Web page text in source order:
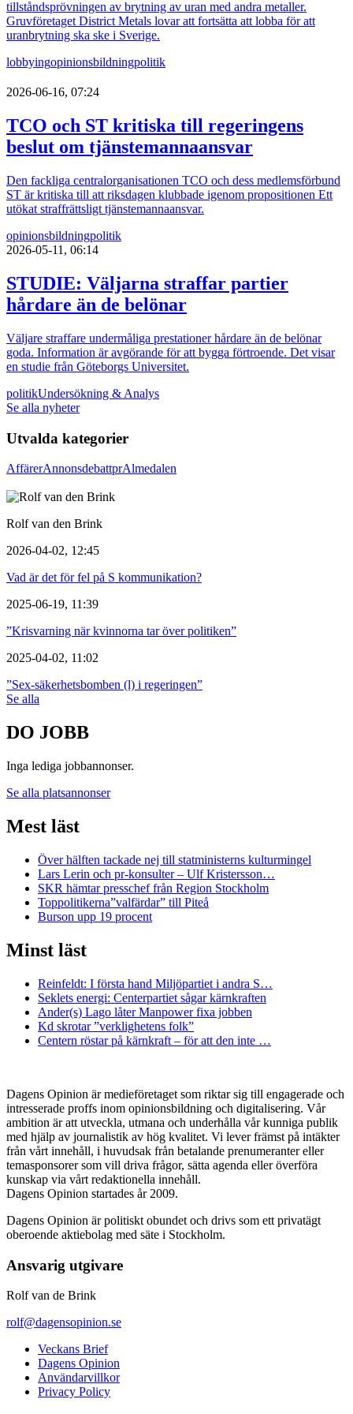
tillståndsprövningen av brytning av uran med andra metaller.
Gruvföretaget District Metals lovar att fortsätta att lobba för att
uranbrytning ska ske i Sverige.
lobbyingopinionsbildningpolitik
2026-06-16, 07:24
TCO och ST kritiska till regeringens
beslut om tjänstemannaansvar
Den fackliga centralorganisationen TCO och dess medlemsförbund
ST är kritiska till att riksdagen klubbade igenom propositionen Ett
utökat straffrättsligt tjänstemannaansvar.
opinionsbildningpolitik
2026-05-11, 06:14
STUDIE: Väljarna straffar partier
hårdare än de belönar
Väljare straffare undermåliga prestationer hårdare än de belönar
goda. Information är avgörande för att bygga förtroende. Det visar
en studie från Göteborgs Universitet.
politikUndersökning & Analys
Se alla nyheter
Utvalda kategorier
AffärerAnnonsdebattprAlmedalen
Rolf van den Brink
2026-04-02, 12:45
Vad är det för fel på S kommunikation?
2025-06-19, 11:39
”Krisvarning när kvinnorna tar över politiken”
2025-04-02, 11:02
”Sex-säkerhetsbomben (l) i regeringen”
Se alla
DO JOBB
Inga lediga jobbannonser.
Se alla platsannonser
Mest läst
Över hälften tackade nej till statministerns kulturmingel
Lars Lerin och pr-konsulter – Ulf Kristersson…
SKR hämtar presschef från Region Stockholm
Toppolitikerna”valfärdar” till Piteå
Burson upp 19 procent
Minst läst
Reinfeldt: I första hand Miljöpartiet i andra S…
Seklets energi: Centerpartiet sågar kärnkraften
Ander(s) Lago låter Manpower fixa jobben
Kd skrotar ”verklighetens folk”
Centern röstar på kärnkraft – för att den inte …
Dagens Opinion är medieföretaget som riktar sig till engagerade och
intresserade proffs inom opinionsbildning och digitalisering. Vår
ambition är att utveckla, utmana och underhålla vår kunniga publik
med hjälp av journalistik av hög kvalitet. Vi lever främst på intäkter
från vårt innehåll, i huvudsak från betalande prenumeranter eller
temasponsorer som vill driva frågor, sätta agenda eller överföra
kunskap via vårt redaktionella innehåll.
Dagens Opinion startades år 2009.
Dagens Opinion är politiskt obundet och drivs som ett privatägt
oberoende aktiebolag med säte i Stockholm.
Ansvarig utgivare
Rolf van de Brink
rolf@dagensopinion.se
Veckans Brief
Dagens Opinion
Användarvillkor
Privacy Policy